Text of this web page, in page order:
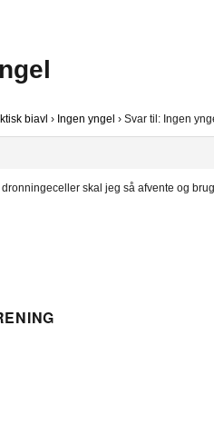
biavl › Ingen yngel › Svar til: Ingen
skal jeg så afvente og